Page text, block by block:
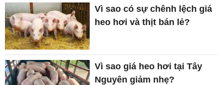
Vì sao có sự chênh lệch giá
heo hơi và thịt bán lẻ?
Vì sao giá heo hơi tại Tây
Nguyên giảm nhẹ?